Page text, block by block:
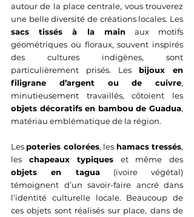
autour de la place centrale, vous trouverez
sacs tissés à la main aux motifs
géométriques ou floraux, souvent inspirés
des cultures indigènes, sont
particulièrement prisés. Les bijoux en
filigrane d’argent ou de cuivre,
objets décoratifs en bambou de Guadua,
matériau emblématique de la région.
Les poteries colorées, les hamacs tressés,
les chapeaux typiques
objets en tagua (ivoire végétal)
témoignent d’un savoir-faire ancré dans
l’identité culturelle locale. Beaucoup de
ces objets sont réalisés sur place, dans de